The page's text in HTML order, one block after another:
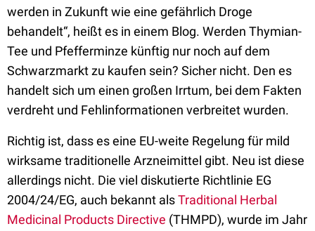
werden in Zukunft wie eine gefährlich Droge
behandelt“, heißt es in einem Blog. Werden Thymian-
Tee und Pfefferminze künftig nur noch auf dem
Schwarzmarkt zu kaufen sein? Sicher nicht. Den es
handelt sich um einen großen Irrtum, bei dem Fakten
verdreht und Fehlinformationen verbreitet wurden.
Richtig ist, dass es eine EU-weite Regelung für mild
wirksame traditionelle Arzneimittel gibt. Neu ist diese
allerdings nicht. Die viel diskutierte Richtlinie EG
2004/24/EG, auch bekannt alsTraditional Herbal
Medicinal Products Directive (THMPD), wurde im Jahr